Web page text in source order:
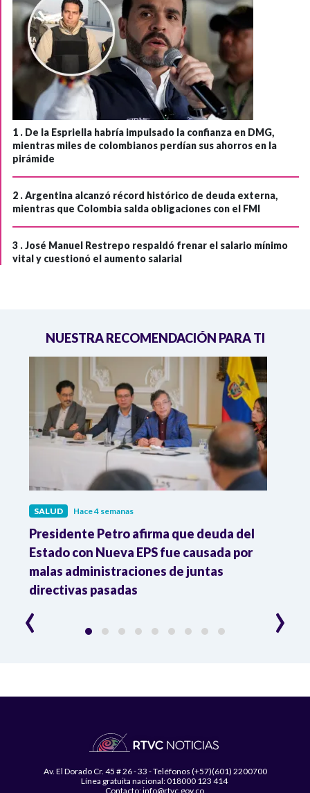
1 . De la Espriella habría impulsado la confianza en DMG,
mientras miles de colombianos perdían sus ahorros en la
pirámide
2 .Argentina alcanzó récord histórico de deuda externa,
mientras que Colombia salda obligaciones con el FMI
3 .José Manuel Restrepo respaldó frenar el salario mínimo
vital y cuestionó el aumento salarial
NUESTRA RECOMENDACIÓN PARA TI
SALUD Hace 4 semanas
Presidente Petro afirma que deuda del
Estado con Nueva EPS fue causada por
malas administraciones de juntas
directivas pasadas
‹ ›
Av. El Dorado Cr. 45 # 26 - 33 - Teléfonos (+57)(601) 2200700
Línea gratuita nacional: 018000 123 414
Contacto: info@rtvc.gov.co